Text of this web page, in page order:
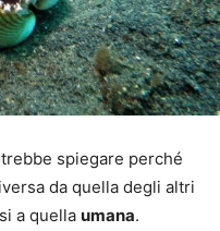
spiegare perché
da quella degli altri
a quella umana.